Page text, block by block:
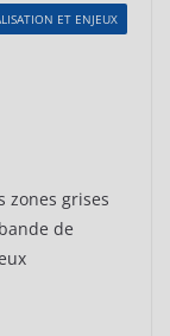
ET ENJEUX
zones grises
de